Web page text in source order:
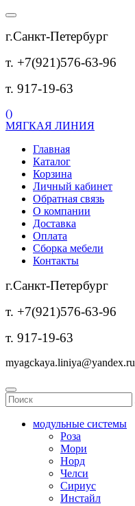
г.Санкт-Петербург
т. +7(921)576-63-96
т. 917-19-63
()
МЯГКАЯ ЛИНИЯ
Главная
Каталог
Корзина
Личный кабинет
Обратная связь
О компании
Доставка
Оплата
Сборка мебели
Контакты
г.Санкт-Петербург
т. +7(921)576-63-96
т. 917-19-63
myagckaya.liniya@yandex.ru
модульные системы
Роза
Мори
Норд
Челси
Сириус
Инстайл